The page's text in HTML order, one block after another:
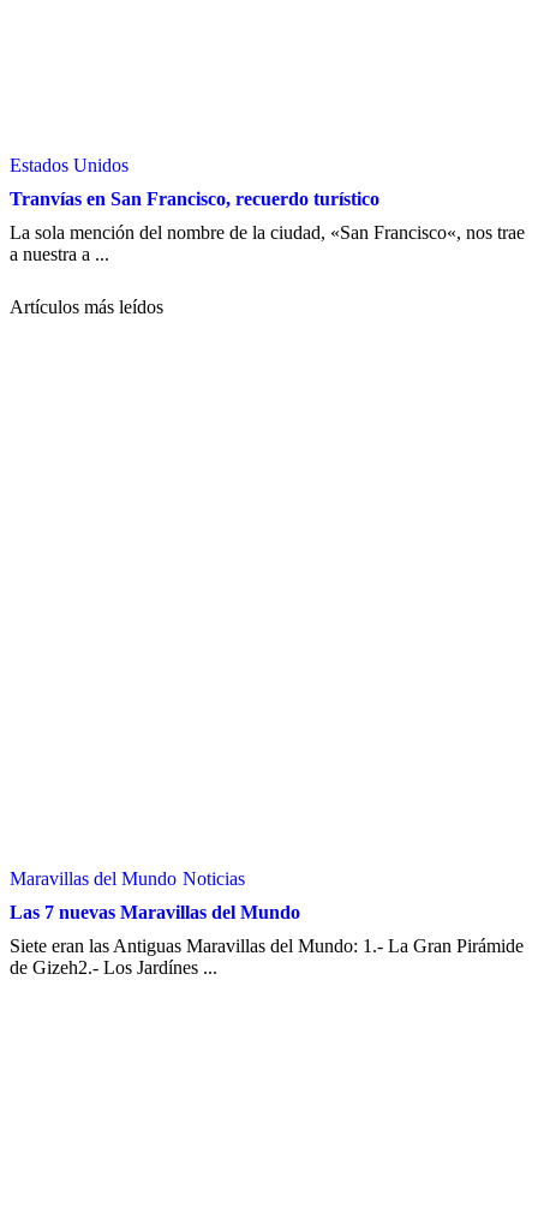
Estados Unidos
Tranvías en San Francisco, recuerdo turístico
La sola mención del nombre de la ciudad, «San Francisco«, nos trae
a nuestra a ...
Artículos más leídos
Maravillas del Mundo Noticias
Las 7 nuevas Maravillas del Mundo
Siete eran las Antiguas Maravillas del Mundo: 1.- La Gran Pirámide
de Gizeh2.- Los Jardínes ...